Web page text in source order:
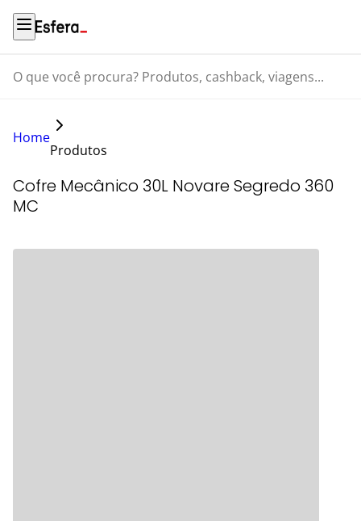
O que você procura? Produtos, cashback, viagens...
Home
Produtos
Cofre Mecânico 30L Novare Segredo 360
MC